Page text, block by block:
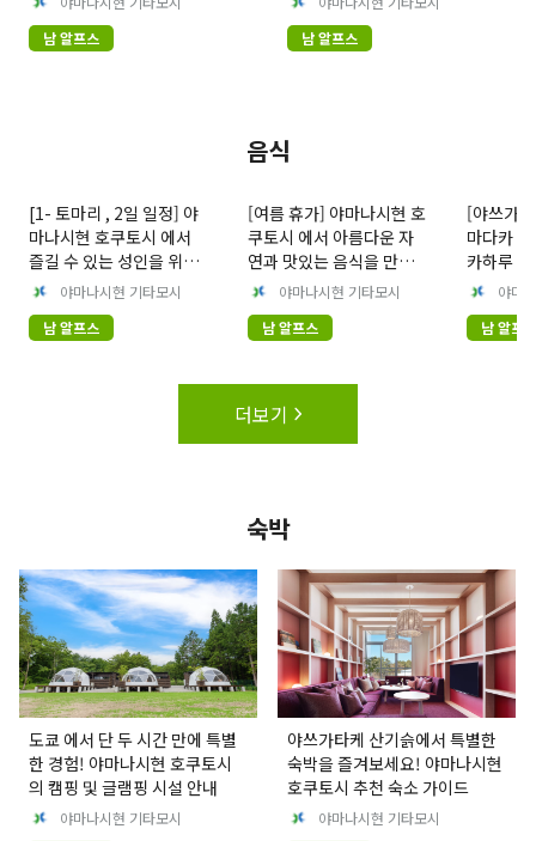
남 알프스
남 알프스
음식
[1- 토마리 , 2일 일정] 야
마나시현 호쿠토시 에서
즐길 수 있는 성인을 위한
고급 미식 여행.
야마나시현 기타모시
남 알프스
[여름 휴가] 야마나시현 호
쿠토시 에서 아름다운 자
연과 맛있는 음식을 만끽
하세요! 여름에 꼭 가봐야
할 10곳.
야마나시현 기타모시
남 알프스
[야쓰가
마다카
카하루
를 방문
토마리
야마
남 알프
더보기
숙박
도쿄 에서 단 두 시간 만에 특별
한 경험! 야마나시현 호쿠토시
의 캠핑 및 글램핑 시설 안내
야마나시현 기타모시
야쓰가타케 산기슭에서 특별한
숙박을 즐겨보세요! 야마나시현
호쿠토시 추천 숙소 가이드
야마나시현 기타모시